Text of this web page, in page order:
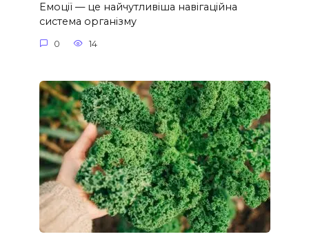
Емоції — це найчутливіша навігаційна
система організму
0 14